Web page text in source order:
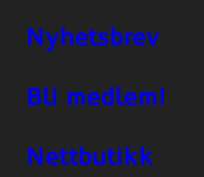
Nyhetsbrev
Bli medlem!
Nettbutikk